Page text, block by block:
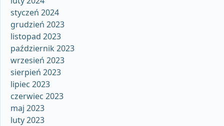
styczeń 2024
grudzień 2023
listopad 2023
październik 2023
wrzesień 2023
sierpień 2023
lipiec 2023
czerwiec 2023
maj 2023
luty 2023